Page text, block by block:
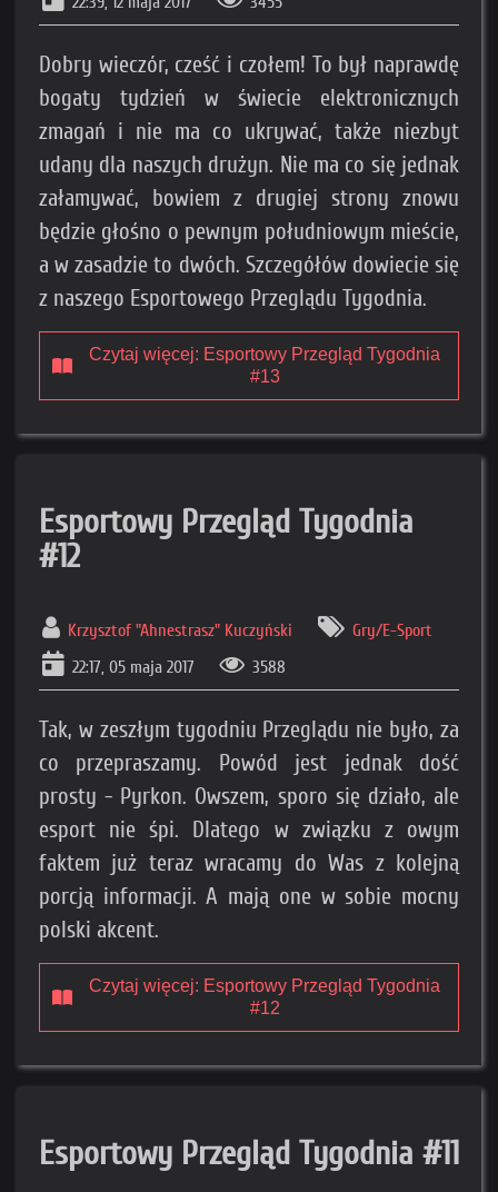
Dobry wieczór, cześć i czołem! To był naprawdę
bogaty tydzień w świecie elektronicznych
zmagań i nie ma co ukrywać, także niezbyt
udany dla naszych drużyn. Nie ma co się jednak
załamywać, bowiem z drugiej strony znowu
będzie głośno o pewnym południowym mieście,
a w zasadzie to dwóch. Szczegółów dowiecie się
z naszego Esportowego Przeglądu Tygodnia.
Czytaj więcej: Esportowy Przegląd Tygodnia
#13
Esportowy Przegląd Tygodnia
#12
Krzysztof "Ahnestrasz" Kuczyński
Gry/E-Sport
22:17, 05 maja 2017
3588
Tak, w zeszłym tygodniu Przeglądu nie było, za
co przepraszamy. Powód jest jednak dość
prosty - Pyrkon. Owszem, sporo się działo, ale
esport nie śpi. Dlatego w związku z owym
faktem już teraz wracamy do Was z kolejną
porcją informacji. A mają one w sobie mocny
polski akcent.
Czytaj więcej: Esportowy Przegląd Tygodnia
#12
Esportowy Przegląd Tygodnia #11